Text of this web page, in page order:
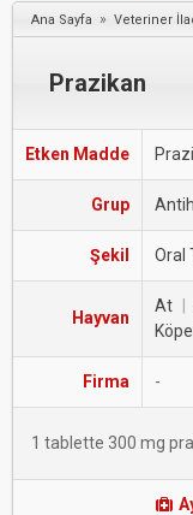
Ana Sayfa » Veteriner
Prazikan
Etken Madde
Grup
Şekil Oral
Hayvan
At
Firma -
1 tablette 300 mg